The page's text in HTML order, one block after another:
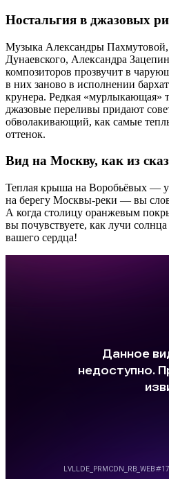
Ностальгия в джазовых
Музыка Александры
Дунаевского, Александра
композиторов прозвучит в
в них заново в исполнении
крунера. Редкая «мурлыкающая»
джазовые переливы придают
обволакивающий, как самые
оттенок.
Вид на Москву, как из
Теплая крыша на Воробьёвых —
на берегу Москвы-реки — вы
А когда столицу оранжевым
вы почувствуете, как лучи
вашего сердца!